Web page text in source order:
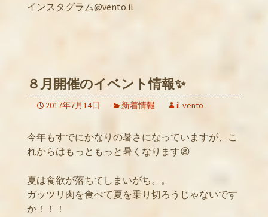
インスタグラム@vento.il
８月開催のイベント情報✨
2017年7月14日 新着情報 il-vento
今年もすでにかなりの暑さになっていますが、こ
れからはもっともっと暑くなります😫
夏は食欲が落ちてしまいがち。。
ガッツリ肉を食べて夏を乗り切ろうじゃないです
か！！！